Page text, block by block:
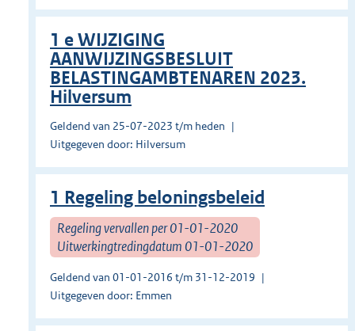
1 e WIJZIGING
AANWIJZINGSBESLUIT
BELASTINGAMBTENAREN 2023.
Hilversum
Geldend van 25-07-2023 t/m heden
Uitgegeven door: Hilversum
1 Regeling beloningsbeleid
Regeling vervallen per 01-01-2020
Uitwerkingtredingdatum 01-01-2020
Geldend van 01-01-2016 t/m 31-12-2019
Uitgegeven door: Emmen